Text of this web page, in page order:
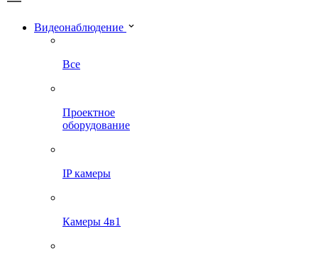
Видеонаблюдение
Все
Проектное
оборудование
IP камеры
Камеры 4в1